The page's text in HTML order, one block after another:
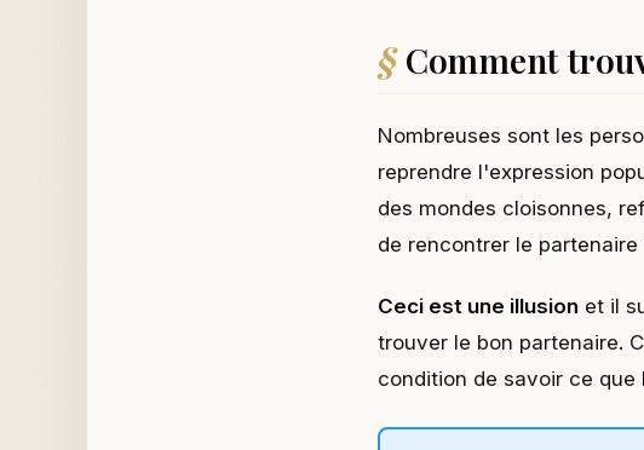
Comment
Nombreuses sont les
reprendre l'expression
des mondes cloisonnes,
de rencontrer le partenaire
Ceci est une illusion et il
trouver le bon partenaire.
condition de savoir ce